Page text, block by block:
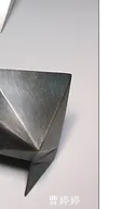
曹婷婷